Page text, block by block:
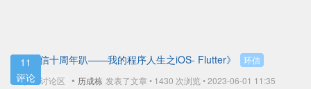
11
评论
《环信十周年趴——我的程序人生之iOS- Flutter》
环信
技术讨论区
• 历成栋 发表了文章 • 1430 次浏览 • 2023-06-01 11:35